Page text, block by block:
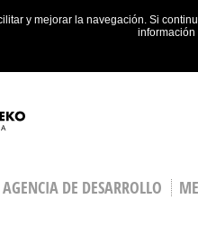
y mejorar la navegación. Si
AGENCIA DE DESARROLLO